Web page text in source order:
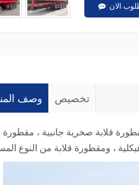
الان
وصف تخصيص
قلابة صخرية جانبية ، مقطورة